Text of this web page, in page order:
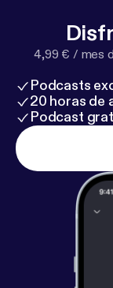
4,99 € / mes
Podcasts
20 horas de
Podcast